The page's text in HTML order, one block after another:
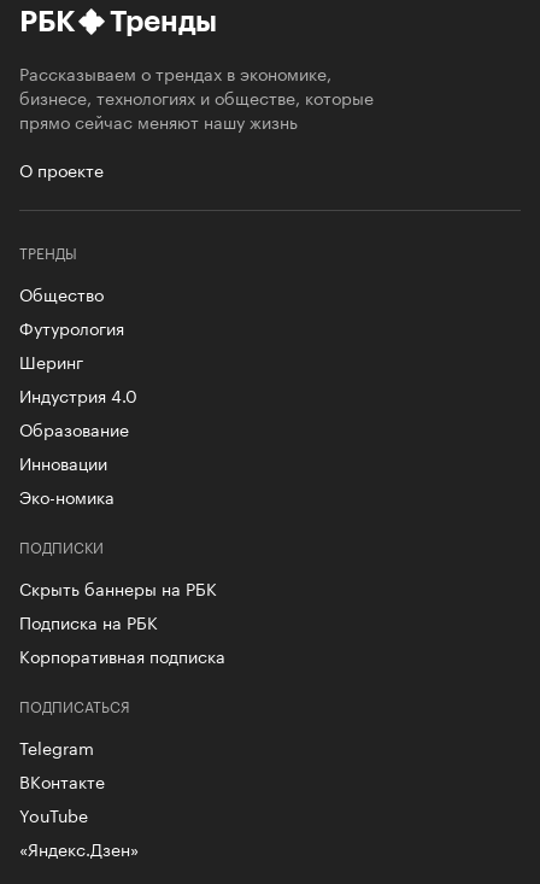
РБК Тренды
Рассказываем о трендах в экономике,
бизнесе, технологиях и обществе, которые
прямо сейчас меняют нашу жизнь
О проекте
ТРЕНДЫ
Общество
Футурология
Шеринг
Индустрия 4.0
Образование
Инновации
Эко-номика
ПОДПИСКИ
Скрыть баннеры на РБК
Подписка на РБК
Корпоративная подписка
ПОДПИСАТЬСЯ
Telegram
ВКонтакте
YouTube
«Яндекс.Дзен»